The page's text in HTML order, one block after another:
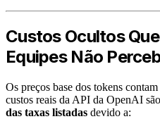
Custos Ocultos
Equipes Não
Os preços base dos tokens
custos reais da API da OpenAI
das taxas listadas devido a: